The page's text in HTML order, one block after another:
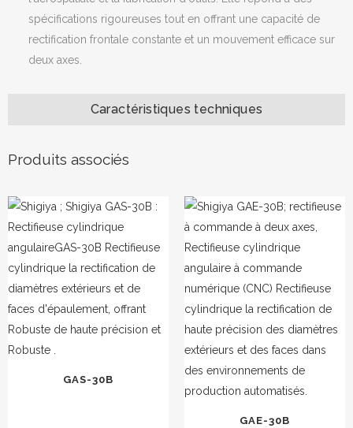
spécifications rigoureuses tout en offrant une capacité de
rectification frontale constante et un mouvement efficace sur
deux axes.
Caractéristiques techniques
Produits associés
GAS-30B
GAE-30B